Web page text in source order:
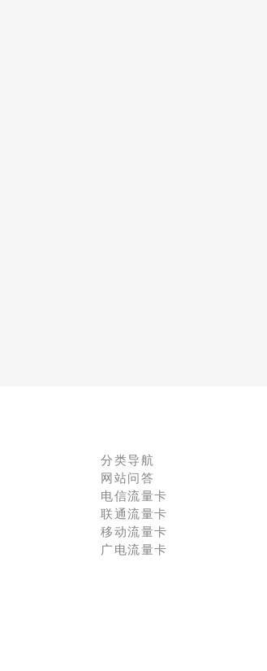
分类导航
网站问答
电信流量卡
联通流量卡
移动流量卡
广电流量卡